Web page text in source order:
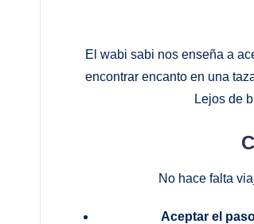
El wabi sabi nos enseña a
encontrar encanto en una
Lejos de
No hace falta
Aceptar el